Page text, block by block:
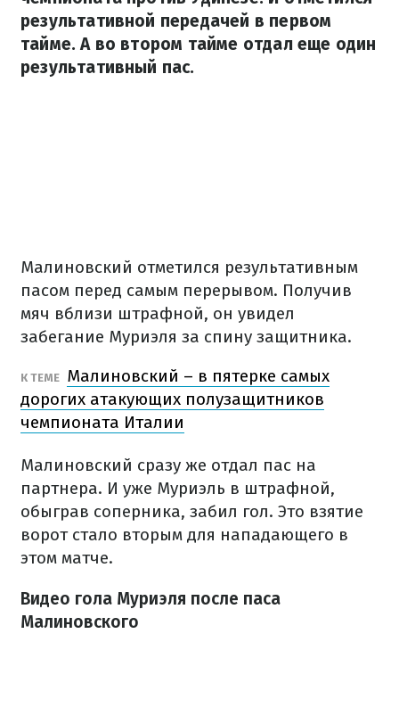
результативной передачей в первом
тайме. А во втором тайме отдал еще один
результативный пас.
Малиновский отметился результативным
пасом перед самым перерывом. Получив
мяч вблизи штрафной, он увидел
забегание Муриэля за спину защитника.
К ТЕМЕ Малиновский – в пятерке самых
дорогих атакующих полузащитников
чемпионата Италии
Малиновский сразу же отдал пас на
партнера. И уже Муриэль в штрафной,
обыграв соперника, забил гол. Это взятие
ворот стало вторым для нападающего в
этом матче.
Видео гола Муриэля после паса
Малиновского